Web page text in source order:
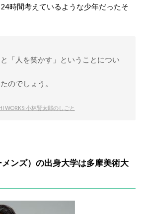
時間考えているような少年だったそ
と「人を笑かす」ということについ
のでしょう。
WORKS:小林賢太郎のしごと
ンズ）の出身大学は多摩美術大